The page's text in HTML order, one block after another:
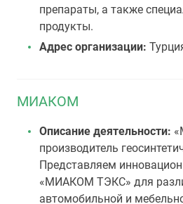
препараты, а также
продукты.
Адрес организации:
МИАКОМ
Описание деятельности:
производитель
Представляем
«МИАКОМ ТЭКС» для
автомобильной и